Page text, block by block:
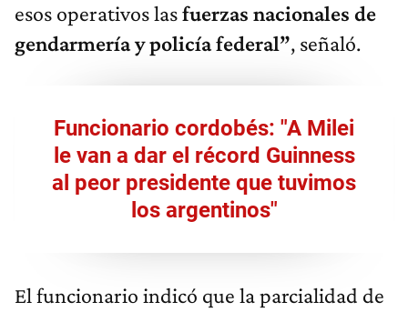
esos operativos lasfuerzas nacionales de
gendarmería y policía federal”, señaló.
Funcionario cordobés: "A Milei
le van a dar el récord Guinness
al peor presidente que tuvimos
los argentinos"
El funcionario indicó que la parcialidad de